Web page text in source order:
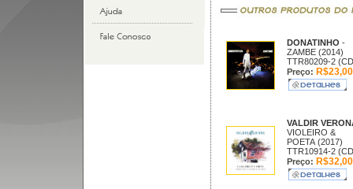
DONATINHO -
ZAMBE (2014)
TTR80209-2
Preço: R$23,00
VALDIR
VIOLEIRO &
POETA (2017)
TTR10914-2
Preço: R$32,00